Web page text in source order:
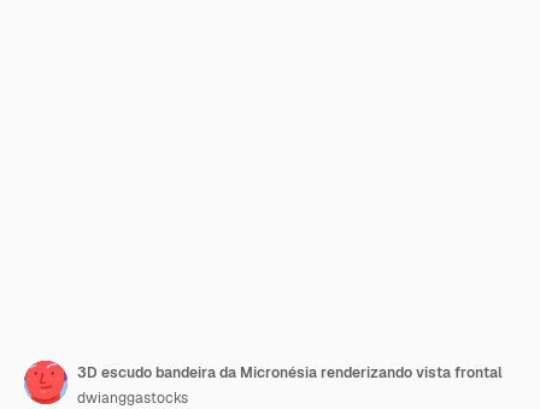
3D escudo bandeira da Micronésia renderizando vista frontal
dwianggastocks